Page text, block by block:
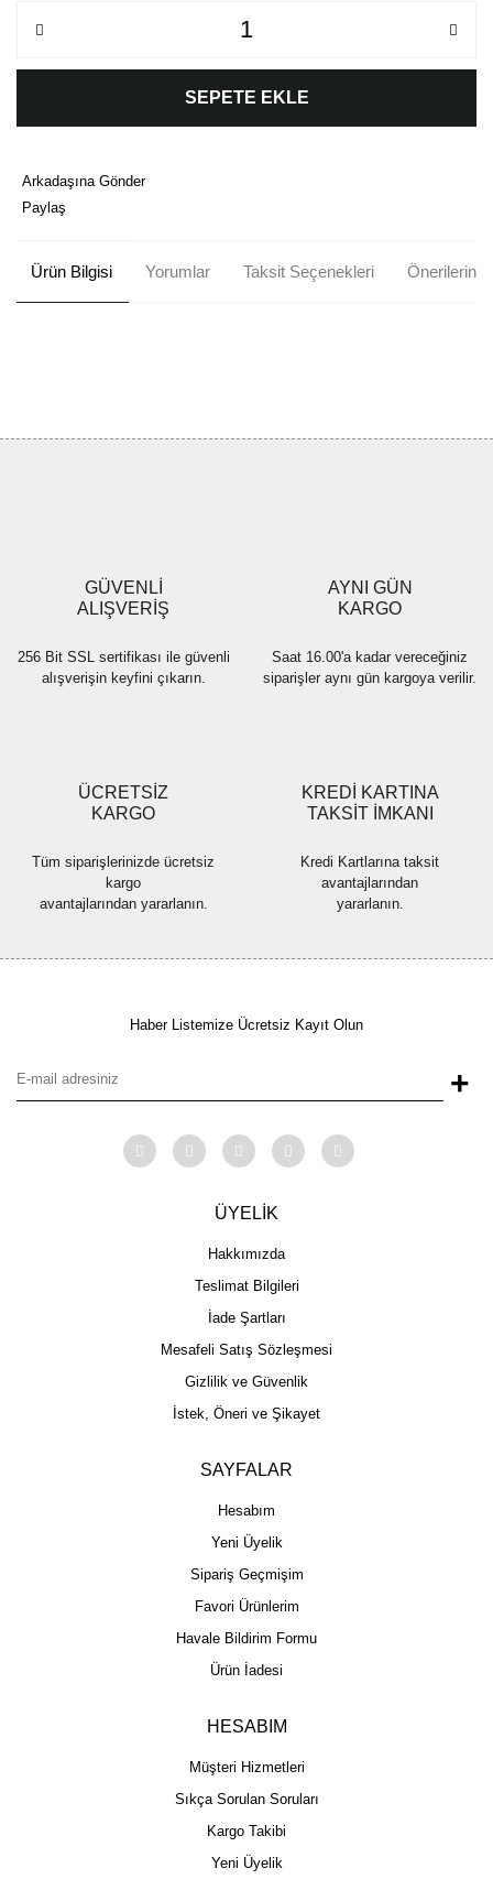
SEPETE EKLE
Arkadaşına Gönder
Paylaş
Ürün Bilgisi Yorumlar Taksit Seçenekleri Önerileriniz
Ürün fiyatı diğer sitelerden daha pahalı.
Bu ürüne benzer farklı alternatifler olmalı.
GÜVENLİ
ALIŞVERİŞ
256 Bit SSL sertifikası ile güvenli
alışverişin keyfini çıkarın.
AYNI GÜN
KARGO
Saat 16.00'a kadar vereceğiniz
siparişler aynı gün kargoya verilir.
ÜCRETSİZ
KARGO
Tüm siparişlerinizde ücretsiz
kargo
avantajlarından yararlanın.
KREDİ KARTINA
TAKSİT İMKANI
Kredi Kartlarına taksit
avantajlarından
yararlanın.
Haber Listemize Ücretsiz Kayıt Olun
+
ÜYELİK
Hakkımızda
Teslimat Bilgileri
İade Şartları
Mesafeli Satış Sözleşmesi
Gizlilik ve Güvenlik
İstek, Öneri ve Şikayet
SAYFALAR
Hesabım
Yeni Üyelik
Sipariş Geçmişim
Favori Ürünlerim
Havale Bildirim Formu
Ürün İadesi
HESABIM
Müşteri Hizmetleri
Sıkça Sorulan Soruları
Kargo Takibi
Yeni Üyelik